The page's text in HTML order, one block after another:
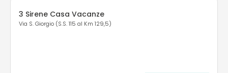
3 Sirene Casa Vacanze
Via S. Giorgio (S.S. 115 al Km 129,5)